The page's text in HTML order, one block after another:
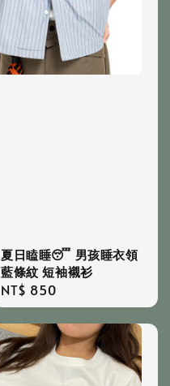
夏日瞌睡😴 男孩睡衣領
藍條紋 短袖襯衫
Regular
price
NT$ 850